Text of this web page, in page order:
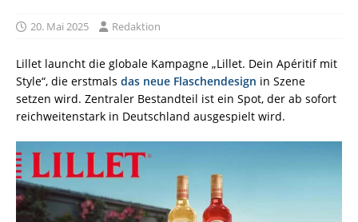
20. Mai 2025 Redaktion
Lillet launcht die globale Kampagne „Lillet. Dein Apéritif mit
Style“, die erstmals das neue Flaschendesign in Szene
setzen wird. Zentraler Bestandteil ist ein Spot, der ab sofort
reichweitenstark in Deutschland ausgespielt wird.